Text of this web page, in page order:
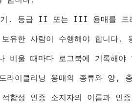
. 등급 II 또는 III 용매를 드
유한 사람이 수행해야 합니다.
비울 때마다 로그북에 기록해야
드라이클리닝 용매의 종류와 양 ,
합성 인증 소지자의 이름과 인